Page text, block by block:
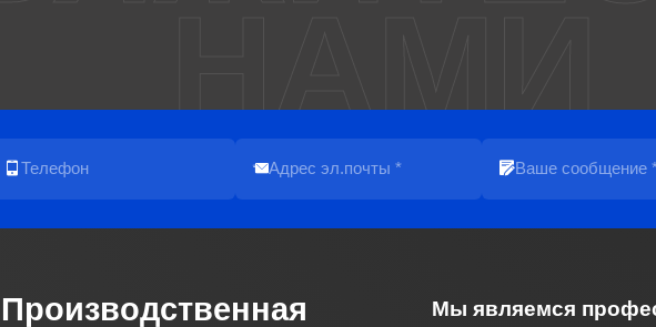
НАМИ
Производственная
Мы являемся